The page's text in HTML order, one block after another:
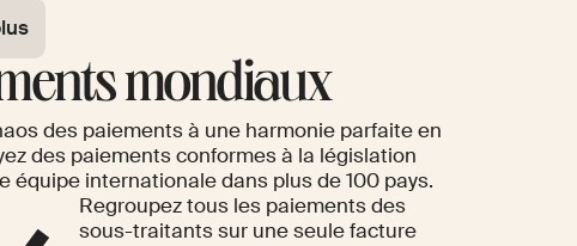
3 % mondiaux
des paiements à une harmonie parfaite en
des paiements conformes à la législation
équipe internationale dans plus de 100 pays.
Regroupez tous les paiements des
sous-traitants sur une seule facture